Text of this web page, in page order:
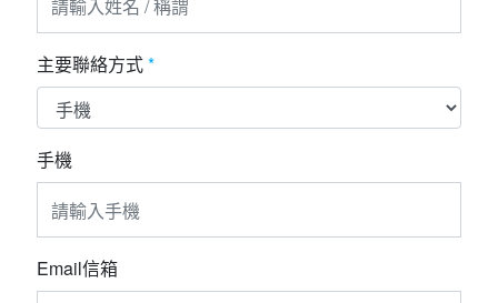
自由行
主要聯絡方式*
手機
Email信箱